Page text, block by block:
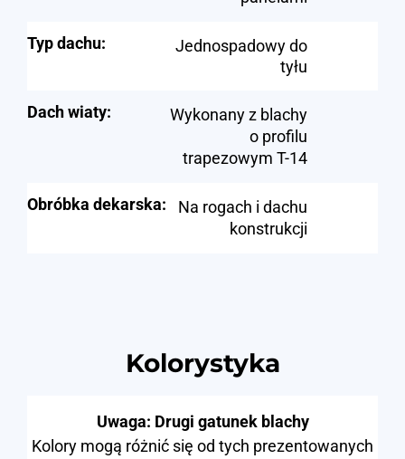
Typ dachu:
Jednospadowy do
tyłu
Dach wiaty:
Wykonany z blachy
o profilu
trapezowym T-14
Obróbka dekarska:
Na rogach i dachu
konstrukcji
Kolorystyka
Uwaga: Drugi gatunek blachy
Kolory mogą różnić się od tych prezentowanych